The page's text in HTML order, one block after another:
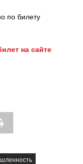
по билету
на сайте